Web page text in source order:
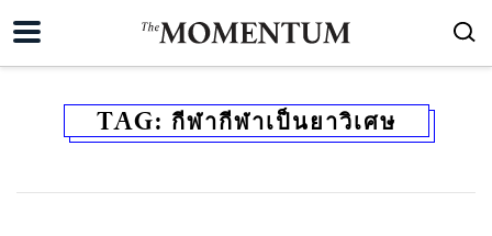
TAG: กีฬากีฬาเป็นยาวิเศษ